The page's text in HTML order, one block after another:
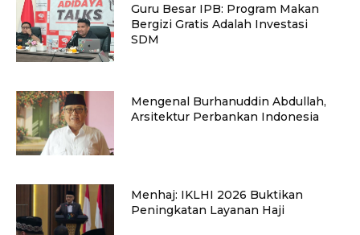
Guru Besar IPB: Program Makan
Bergizi Gratis Adalah Investasi
SDM
Mengenal Burhanuddin Abdullah,
Arsitektur Perbankan Indonesia
Menhaj: IKLHI 2026 Buktikan
Peningkatan Layanan Haji